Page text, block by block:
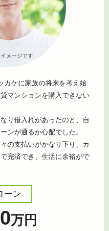
カケに家族の将来を考え始
マンションを購入できない
り借入れがあったのと、自
ンが通るか心配でした。
の支払いがかなり下り、カ
完済でき、生活に余裕がで
ーン
万円